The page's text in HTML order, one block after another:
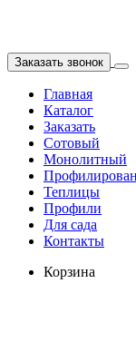
Заказать звонок
Главная
Каталог
Заказать
Сотовый
Монолитный
Теплицы
Профили
Для сада
Контакты
Корзина